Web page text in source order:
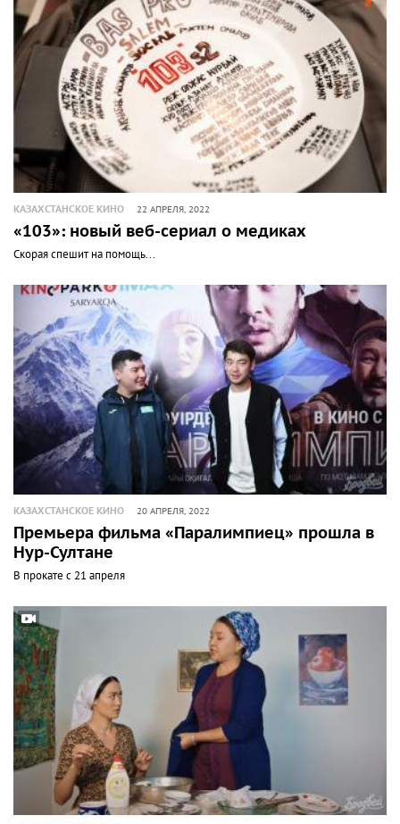
КАЗАХСТАНСКОЕ КИНО 22 АПРЕЛЯ, 2022
«103»: новый веб-сериал о медиках
Скорая спешит на помощь...
КАЗАХСТАНСКОЕ КИНО 20 АПРЕЛЯ, 2022
Премьера фильма «Паралимпиец» прошла в
Нур-Султане
В прокате с 21 апреля